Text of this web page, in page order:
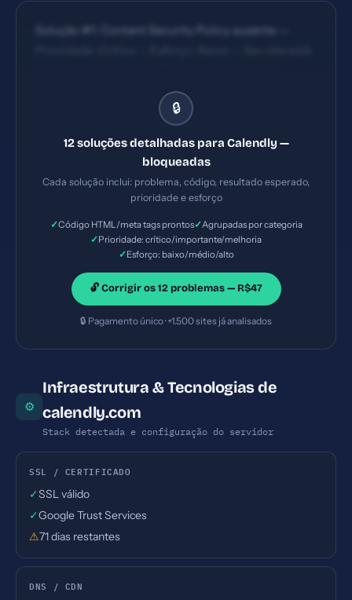
Solução #1: Content Security Policy ausente —
malicioso. — Solução #2: X-Frame-Options ausente
— Prioridade: Crítica — Esforço: Baixo — Seu site
(clickjacking). — Solução #5: Tag H1 ausente —
Prioridade: Importante — Esforço: Baixo
🔒
12 soluções detalhadas para Calendly —
bloqueadas
Cada solução inclui: problema, código, resultado esperado,
prioridade e esforço
✓Código HTML/meta tags prontos✓Agrupadas por categoria
✓Prioridade: crítico/importante/melhoria
✓Esforço: baixo/médio/alto
🔓 Corrigir os 12 problemas — R$47
🔒 Pagamento único · +1.500 sites já analisados
⚙
Infraestrutura & Tecnologias de
calendly.com
Stack detectada e configuração do servidor
SSL / CERTIFICADO
✓SSL válido
✓Google Trust Services
⚠71 dias restantes
DNS / CDN